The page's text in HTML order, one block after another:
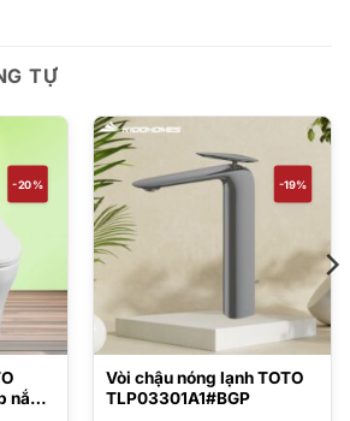
TỰ
-20%
nắp
-19%
Vòi chậu nóng lạnh TOTO
TLP03301A1#BGP